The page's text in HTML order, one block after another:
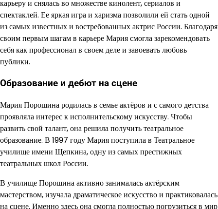
карьеру и снялась во множестве кинолент, сериалов и
спектаклей. Ее яркая игра и харизма позволили ей стать одной
из самых известных и востребованных актрис России. Благодаря
своим первым шагам в карьере Мария смогла зарекомендовать
себя как профессионал в своем деле и завоевать любовь
публики.
Образование и дебют на сцене
Мария Порошина родилась в семье актёров и с самого детства
проявляла интерес к исполнительскому искусству. Чтобы
развить свой талант, она решила получить театральное
образование. В 1997 году Мария поступила в Театральное
училище имени Щепкина, одну из самых престижных
театральных школ России.
В училище Порошина активно занималась актёрским
мастерством, изучала драматическое искусство и практиковалась
на сцене. Именно здесь она смогла полностью погрузиться в мир